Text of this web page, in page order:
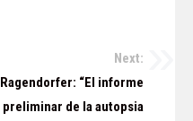
Next:
Ragendorfer: “El informe
preliminar de la autopsia